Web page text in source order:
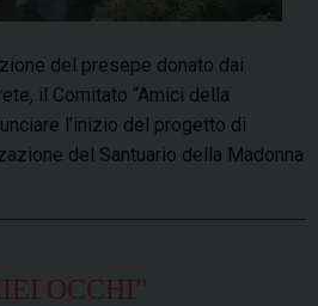
del presepe donato dai
il Comitato “Amici della
l’inizio del progetto di
del Santuario della Madonna
OCCHI”